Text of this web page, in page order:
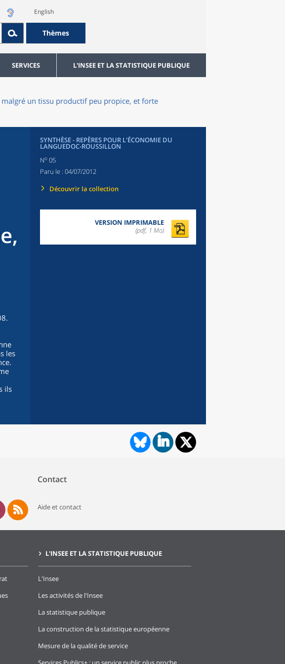
English
Thèmes
SERVICES L'INSEE ET LA STATISTIQUE PUBLIQUE
un tissu productif peu propice, et forte
les
ils
SYNTHÈSE - REPÈRES POUR L'ÉCONOMIE DU
LANGUEDOC-ROUSSILLON
No 05
Paru le : 04/07/2012
Découvrir la collection
VERSION IMPRIMABLE
(pdf, 1 Mo)
Contact
Aide et contact
L'INSEE ET LA STATISTIQUE PUBLIQUE
L'Insee
Les activités de l'Insee
La statistique publique
La construction de la statistique européenne
Mesure de la qualité de service